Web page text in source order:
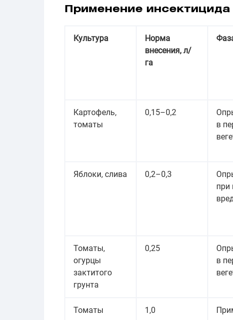
Применение
Культура
Норма
внесения, л/
га
Картофель,
томаты
0,15–0,2
в
Яблоки, слива 0,2–0,3
при
Томаты,
огурцы
зактитого
грунта
0,25
в
Томаты 1,0